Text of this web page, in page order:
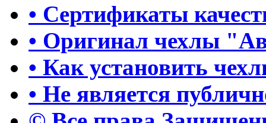
• Сертификаты
• Оригинал чехлы
• Как установить
• Не является